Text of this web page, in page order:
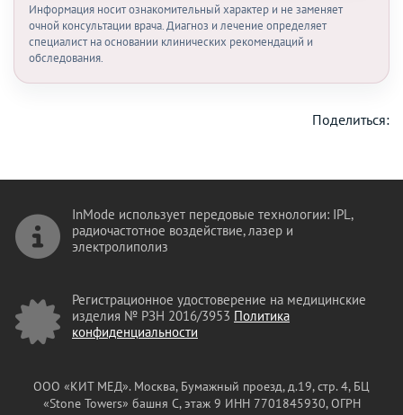
Информация носит ознакомительный характер и не заменяет
очной консультации врача. Диагноз и лечение определяет
специалист на основании клинических рекомендаций и
обследования.
Поделиться:
InMode использует передовые технологии: IPL,
радиочастотное воздействие, лазер и
электролиполиз
Регистрационное удостоверение на медицинские
изделия № РЗН 2016/3953 Политика
конфиденциальности
ООО «КИТ МЕД». Москва, Бумажный проезд, д.19, стр. 4, БЦ
«Stone Towers» башня C, этаж 9 ИНН 7701845930, ОГРН